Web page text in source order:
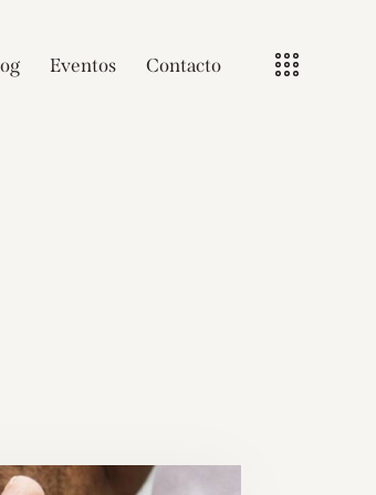
Eventos Contacto